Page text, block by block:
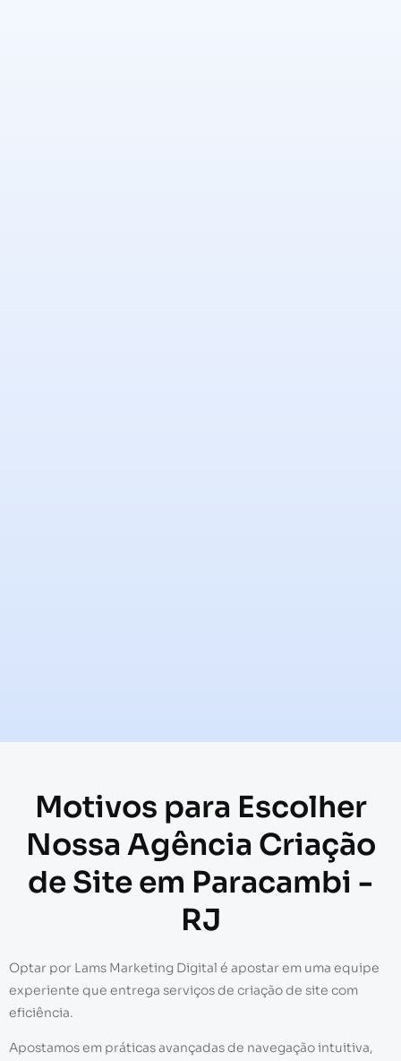
Motivos para Escolher
Nossa Agência Criação
de Site em Paracambi -
RJ
Optar por Lams Marketing Digital é apostar em uma equipe
experiente que entrega serviços de criação de site com
eficiência.
Apostamos em práticas avançadas de navegação intuitiva,